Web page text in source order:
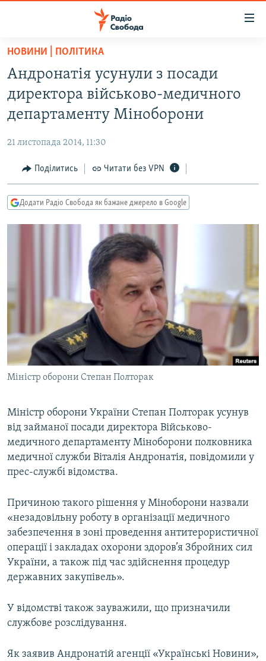
Перейти
основного
матеріалу
Перейти
до
основної
Перейти
до
пошуку
ВСЕ ЗА ДОБУ
СТАТТІ
ЕКОНОМІКА
СУСПІЛЬСТВО
РОСІЙСЬКА «ФІЛЬТРАЦІЯ»
ДОНБАС.РЕАЛІЇ
ТИ ЯК?
КИТАЙ.ВИКЛИКИ
ФОТО
СПЕЦПРОЄКТИ
ПОДКАСТИ
КРИМ РЕАЛІЇ
УКР
КТАТ
ДОЛУЧАЙСЯ!
Усі сайти RFE/RL
НОВИНИ | ПОЛІТИКА
Андронатія усунули з посади
директора військово-медичного
департаменту Міноборони
21 листопада 2014, 11:30
Поділитись Читати без VPN
Додати Радіо Свобода як бажане джерело в Google
Міністр оборони Степан Полторак
Міністр оборони України Степан Полторак усунув
від займаної посади директора Військово-
медичного департаменту Міноборони полковника
медичної служби Віталія Андронатія, повідомили у
прес-службі відомства.
Причиною такого рішення у Міноборони назвали
«незадовільну роботу в організації медичного
забезпечення в зоні проведення антитерористичної
операції і закладах охорони здоров’я Збройних сил
України, а також під час здійснення процедур
державних закупівель».
У відомстві також зауважили, що призначили
службове розслідування.
Як заявив Андронатій агенції «Українські Новини»,